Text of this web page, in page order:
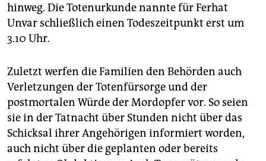
hinweg. Die Totenurkunde nannte für Ferhat
Unvar schließlich einen Todeszeitpunkt erst um
3.10 Uhr.
Zuletzt werfen die Familien den Behörden auch
Verletzungen der Totenfürsorge und der
postmortalen Würde der Mordopfer vor. So seien
sie in der Tatnacht über Stunden nicht über das
Schicksal ihrer Angehörigen informiert worden,
auch nicht über die geplanten oder bereits